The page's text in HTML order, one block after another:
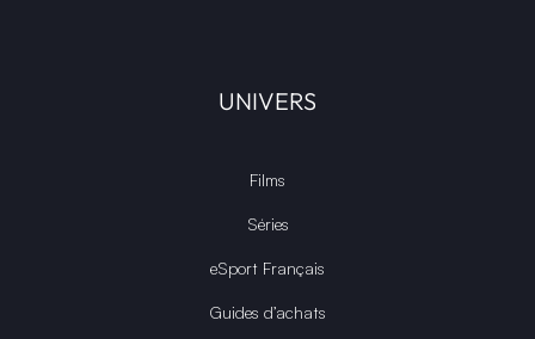
UNIVERS
Films
Séries
eSport Français
Guides d’achats